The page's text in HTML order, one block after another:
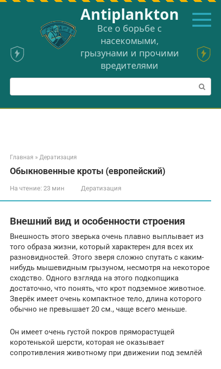
Перейти
Аntiplankton
Все о борьбе с
насекомыми,
грызунами и прочими
вредителями
Поиск:
Главная » Дератизация
Обыкновенные кроты (европейский)
На чтение: 23 мин Дератизация
Внешний вид и особенности строения
Внешность этого зверька очень плавно выплывает из
того образа жизни, который характерен для всех их
разновидностей. Этого зверя сложно спутать с каким-
нибудь мышевидным грызуном, несмотря на некоторое
сходство. Одного взгляда на этого подкопщика
достаточно, что понять, что крот подземное животное.
Зверёк имеет очень компактное тело, длина которого
обычно не превышает 20 см., чаще всего меньше.
Он имеет очень густой покров пряморастущей
коротенькой шерсти, которая не оказывает
сопротивления животному при движении под землёй